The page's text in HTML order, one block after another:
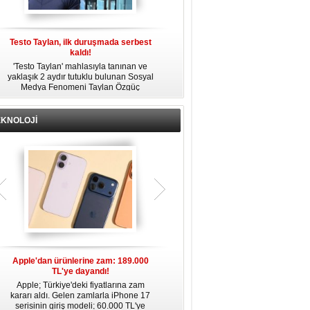
Testo Taylan, ilk duruşmada serbest
kaldı!
'Testo Taylan' mahlasıyla tanınan ve
yaklaşık 2 aydır tutuklu bulunan Sosyal
Medya Fenomeni Taylan Özgüç
Danyıldız, çıktığı ilk duruşmada serbest
bırakıldı.
Güney, 'Ev Hapsi' şartıyla serbest
Apple'dan ürünlerine zam: 189.000
TL'ye dayandı!
Apple; Türkiye'deki fiyatlarına zam
kararı aldı. Gelen zamlarla iPhone 17
serisinin giriş modeli; 60.000 TL'ye